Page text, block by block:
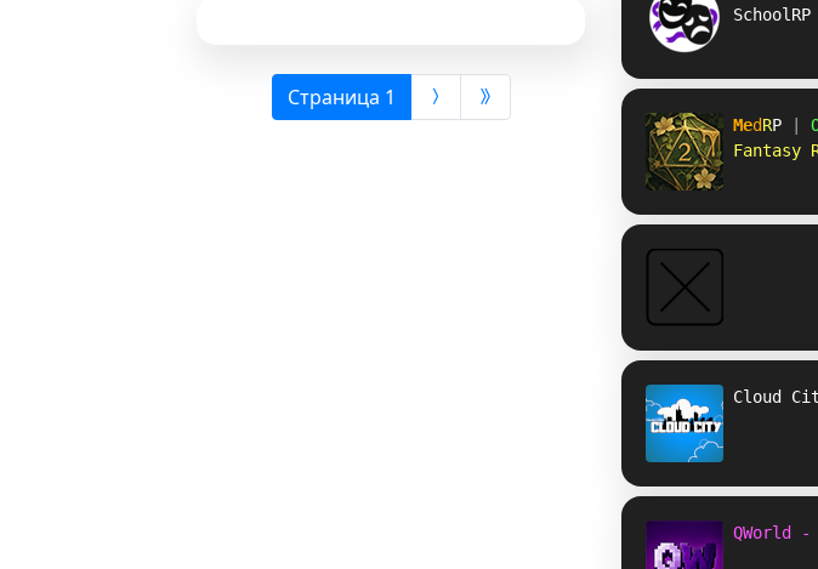
Страница 1 (выбрана)
SchoolRP
MedRP
Fantasy
Cloud
QWorld -